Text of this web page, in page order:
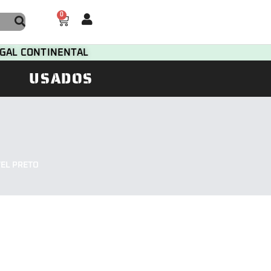
0
CONTINENTAL
USADOS
PRETO